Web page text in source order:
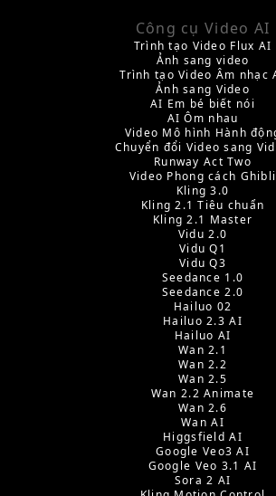
Công cụ Video AI
Trình tạo Video Flux AI
Ảnh sang video
Trình tạo Video Âm nhạc
Ảnh sang Video
AI Em bé biết nói
AI Ôm nhau
Video Mô hình Hành
Chuyển đổi Video sang
Runway Act Two
Video Phong cách Ghibli
Kling 3.0
Kling 2.1 Tiêu chuẩn
Kling 2.1 Master
Vidu 2.0
Vidu Q1
Vidu Q3
Seedance 1.0
Seedance 2.0
Hailuo 02
Hailuo 2.3 AI
Hailuo AI
Wan 2.1
Wan 2.2
Wan 2.5
Wan 2.2 Animate
Wan 2.6
Wan AI
Higgsfield AI
Google Veo3 AI
Google Veo 3.1 AI
Sora 2 AI